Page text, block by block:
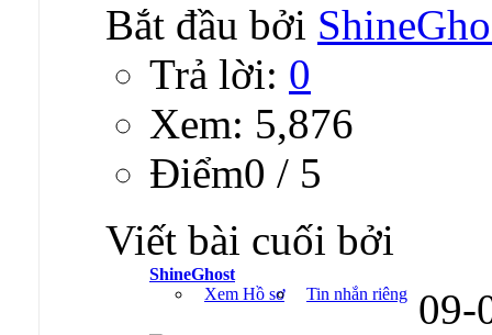
Bắt đầu bởi
Trả lời: 0
Xem: 5,876
Ðiểm0 / 5
Viết bài cuối bởi
ShineGhost
Xem Hồ sơ
Tin nhắn riêng 09-